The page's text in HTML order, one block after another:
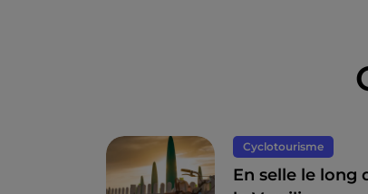
Cyclotourisme
En selle le long